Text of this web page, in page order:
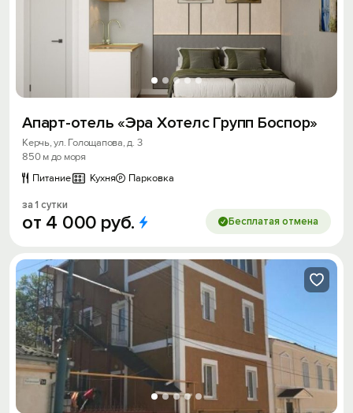
Апарт-отель «Эра Хотелс Групп Боспор»
Керчь, ул. Голощапова, д. 3
850 м до моря
Питание
Кухня Парковка
за 1 сутки
от 4 000 руб. Бесплатая отмена